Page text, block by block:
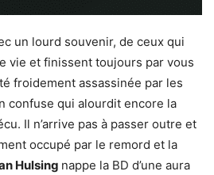
un lourd souvenir, de ceux qui
vie et finissent toujours par vous
froidement assassinée par les
confuse qui alourdit encore la
Il n’arrive pas à passer outre et
occupé par le remord et la
Hulsing nappe la BD d’une aura